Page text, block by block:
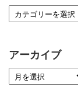
アーカイブ